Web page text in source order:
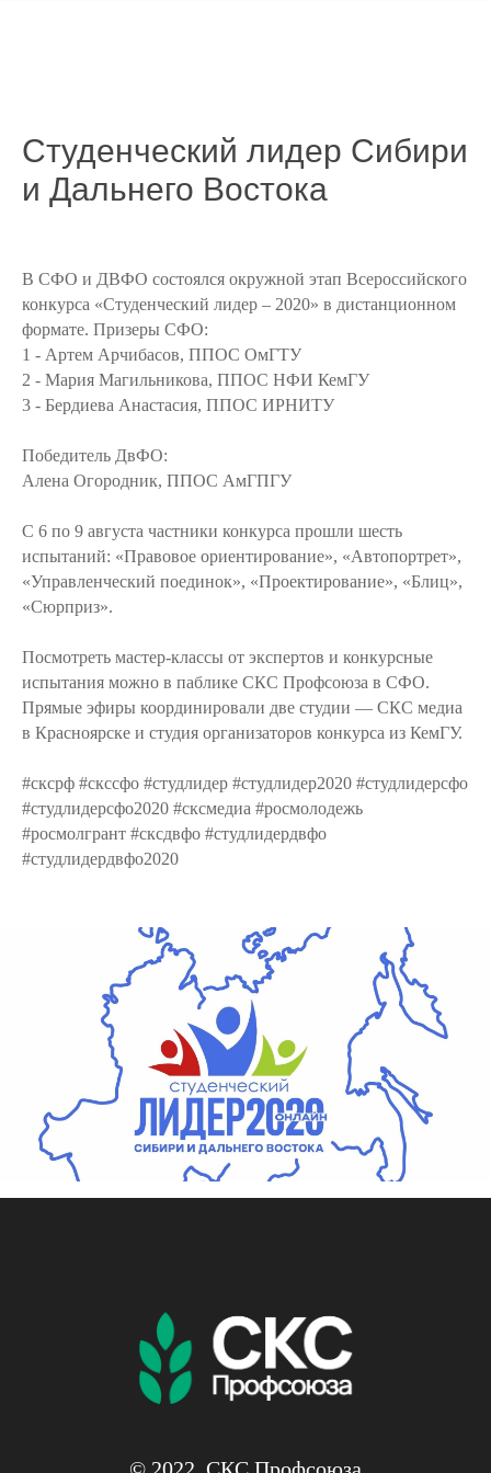
Студенческий лидер Сибири
и Дальнего Востока
В СФО и ДВФО состоялся окружной этап Всероссийского
конкурса «Студенческий лидер – 2020» в дистанционном
формате. Призеры СФО:
1 - Артем Арчибасов, ППОС ОмГТУ
2 - Мария Магильникова, ППОС НФИ КемГУ
3 - Бердиева Анастасия, ППОС ИРНИТУ
Победитель ДвФО:
Алена Огородник, ППОС АмГПГУ
С 6 по 9 августа частники конкурса прошли шесть
испытаний: «Правовое ориентирование», «Автопортрет»,
«Управленческий поединок», «Проектирование», «Блиц»,
«Сюрприз».
Посмотреть мастер-классы от экспертов и конкурсные
испытания можно в паблике СКС Профсоюза в СФО.
Прямые эфиры координировали две студии — СКС медиа
в Красноярске и студия организаторов конкурса из КемГУ.
#сксрф #скссфо #студлидер #студлидер2020 #студлидерсфо
#студлидерсфо2020 #сксмедиа #росмолодежь
#росмолгрант #сксдвфо #студлидердвфо
#студлидердвфо2020
© 2022, СКС Профсоюза